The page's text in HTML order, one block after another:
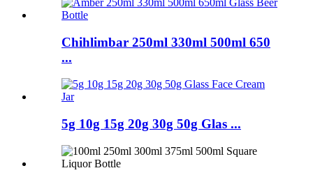
Chihlimbar 250ml 330ml 500ml 650
...
5g 10g 15g 20g 30g 50g Glas ...